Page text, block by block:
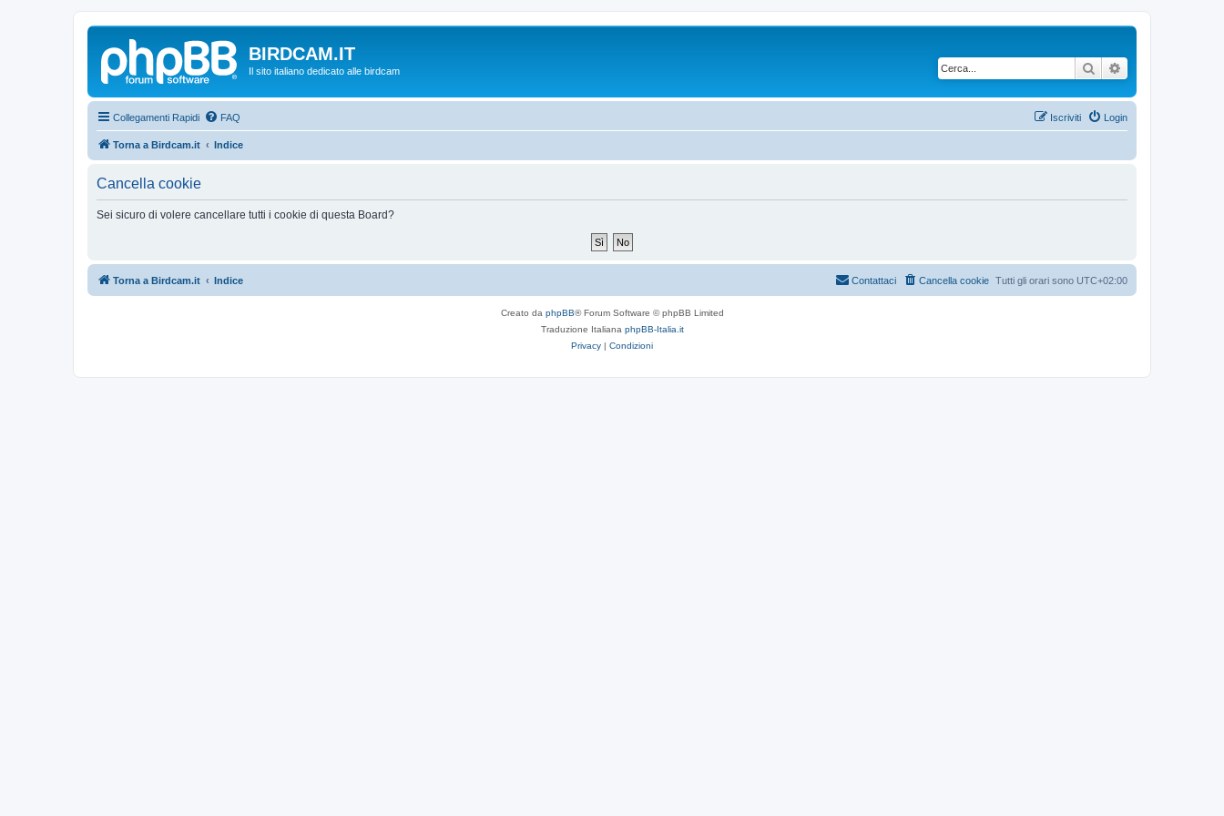
BIRDCAM.IT
Il sito italiano dedicato alle birdcam Cerca
Collegamenti Rapidi FAQ Login
Iscriviti
Torna a Birdcam.it Indice
Cancella cookie
Sei sicuro di volere cancellare tutti i cookie di questa Board?
Torna a Birdcam.it Indice Tutti gli orari sono UTC+02:00
Cancella cookie
Contattaci
Creato da phpBB® Forum Software © phpBB Limited
Traduzione Italiana phpBB-Italia.it
Privacy | Condizioni